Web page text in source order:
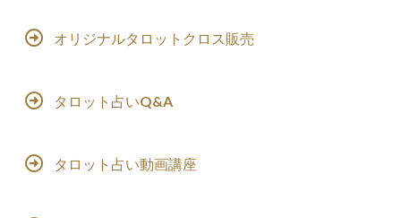
オリジナルタロットクロス販売
タロット占いQ&A
タロット占い動画講座